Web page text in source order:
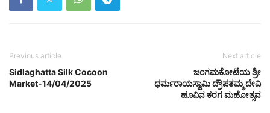
Previous article
Sidlaghatta Silk Cocoon
Market-14/04/2025
Next article
ಜಂಗಮಕೋಟೆಯ ಶ್ರೀ
ಧರ್ಮರಾಯಸ್ವಾಮಿ ದ್ರೌಪತಮ್ಮ ದೇವಿ
ಹೂವಿನ ಕರಗ ಮಹೋತ್ಸವ